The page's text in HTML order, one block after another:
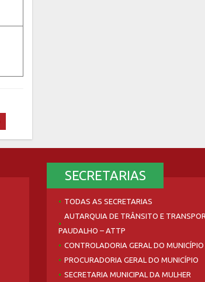
SECRETARIAS
TODAS AS SECRETARIAS
AUTARQUIA DE TRÂNSITO E
PAUDALHO – ATTP
CONTROLADORIA GERAL DO MUNICÍPIO
PROCURADORIA GERAL DO MUNICÍPIO
SECRETARIA MUNICIPAL DA MULHER